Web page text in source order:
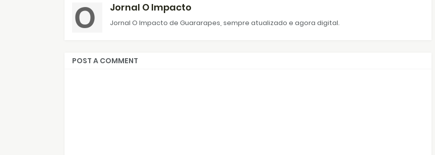
Jornal O Impacto
Jornal O Impacto de Guararapes, sempre atualizado e agora digital.
POST A COMMENT